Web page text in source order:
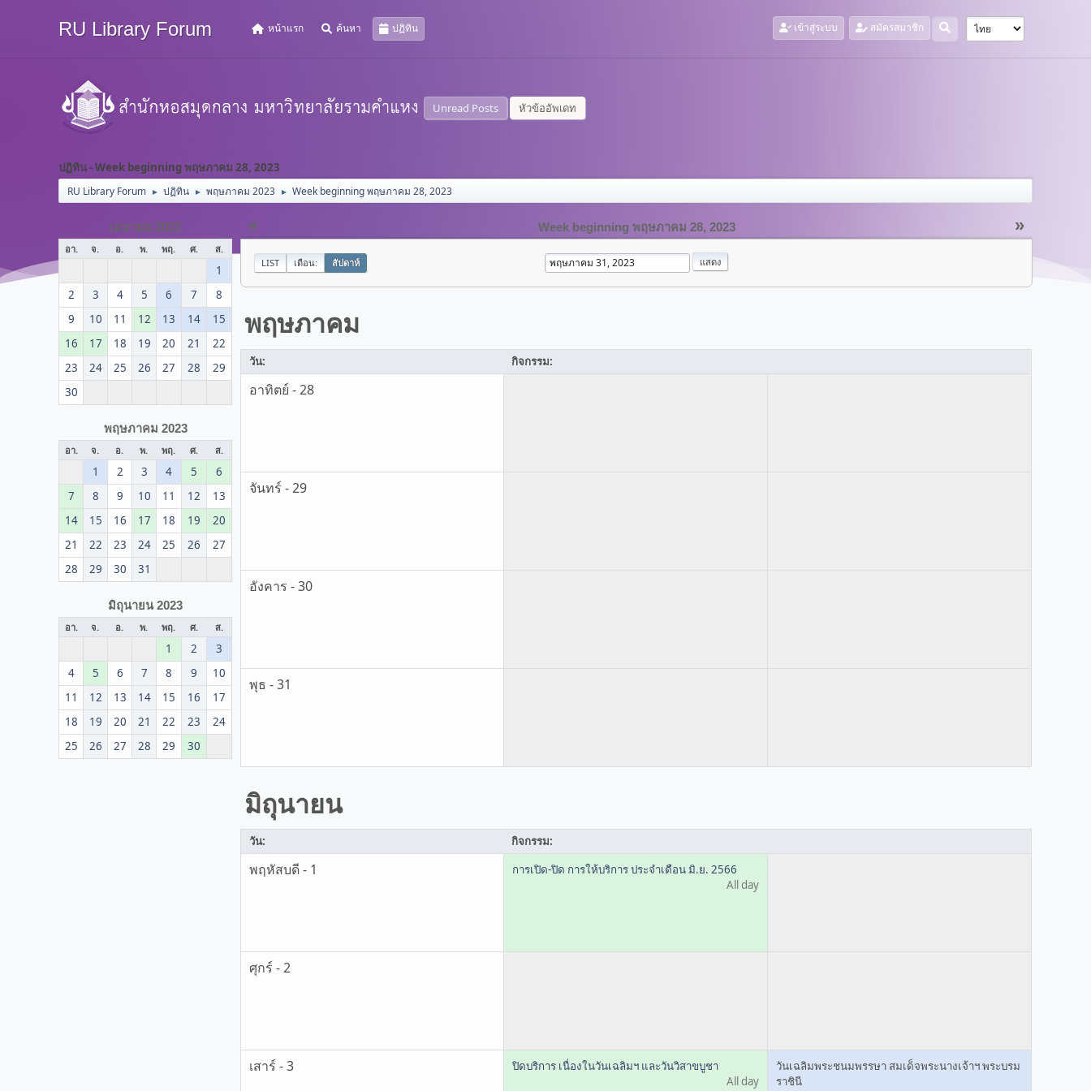
RU Library Forum หน้าแรก ค้นหา ปฏิทิน เข้าสู่ระบบ สมัครสมาชิก
Unread Posts หัวข้ออัพเดท
ปฏิทิน - Week beginning พฤษภาคม 28, 2023
RU Library Forum ► ปฏิทิน ► พฤษภาคม 2023 ► Week beginning พฤษภาคม 28, 2023
เมษายน 2023
อา. จ. อ. พ. พฤ. ศ. ส.
1
2
3 4 5 6 7
8
9
10 11 12 13 14
15
16
17 18 19 20 21
22
23
24 25 26 27 28
29
30
พฤษภาคม 2023
อา. จ. อ. พ. พฤ. ศ. ส.
1 2 3 4 5
6
7
8 9 10 11 12
13
14
15 16 17 18 19
20
21
22 23 24 25 26
27
28
29 30 31
มิถุนายน 2023
อา. จ. อ. พ. พฤ. ศ. ส.
1 2
3
4
5 6 7 8 9
10
11
12 13 14 15 16
17
18
19 20 21 22 23
24
25
26 27 28 29 30
« »
Week beginning พฤษภาคม 28, 2023
LIST เดือน: สัปดาห์
พฤษภาคม
วัน: กิจกรรม:
อาทิตย์ - 28
จันทร์ - 29
อังคาร - 30
พุธ - 31
มิถุนายน
วัน: กิจกรรม:
พฤหัสบดี - 1
การเปิด-ปิด การให้บริการ ประจำเดือน มิ.ย. 2566
All day
ศุกร์ - 2
เสาร์ - 3
ปิดบริการ เนื่องในวันเฉลิมฯ และวันวิสาขบูชา
All day
วันเฉลิมพระชนมพรรษา สมเด็จพระนางเจ้าฯ พระบรม
ราชินี